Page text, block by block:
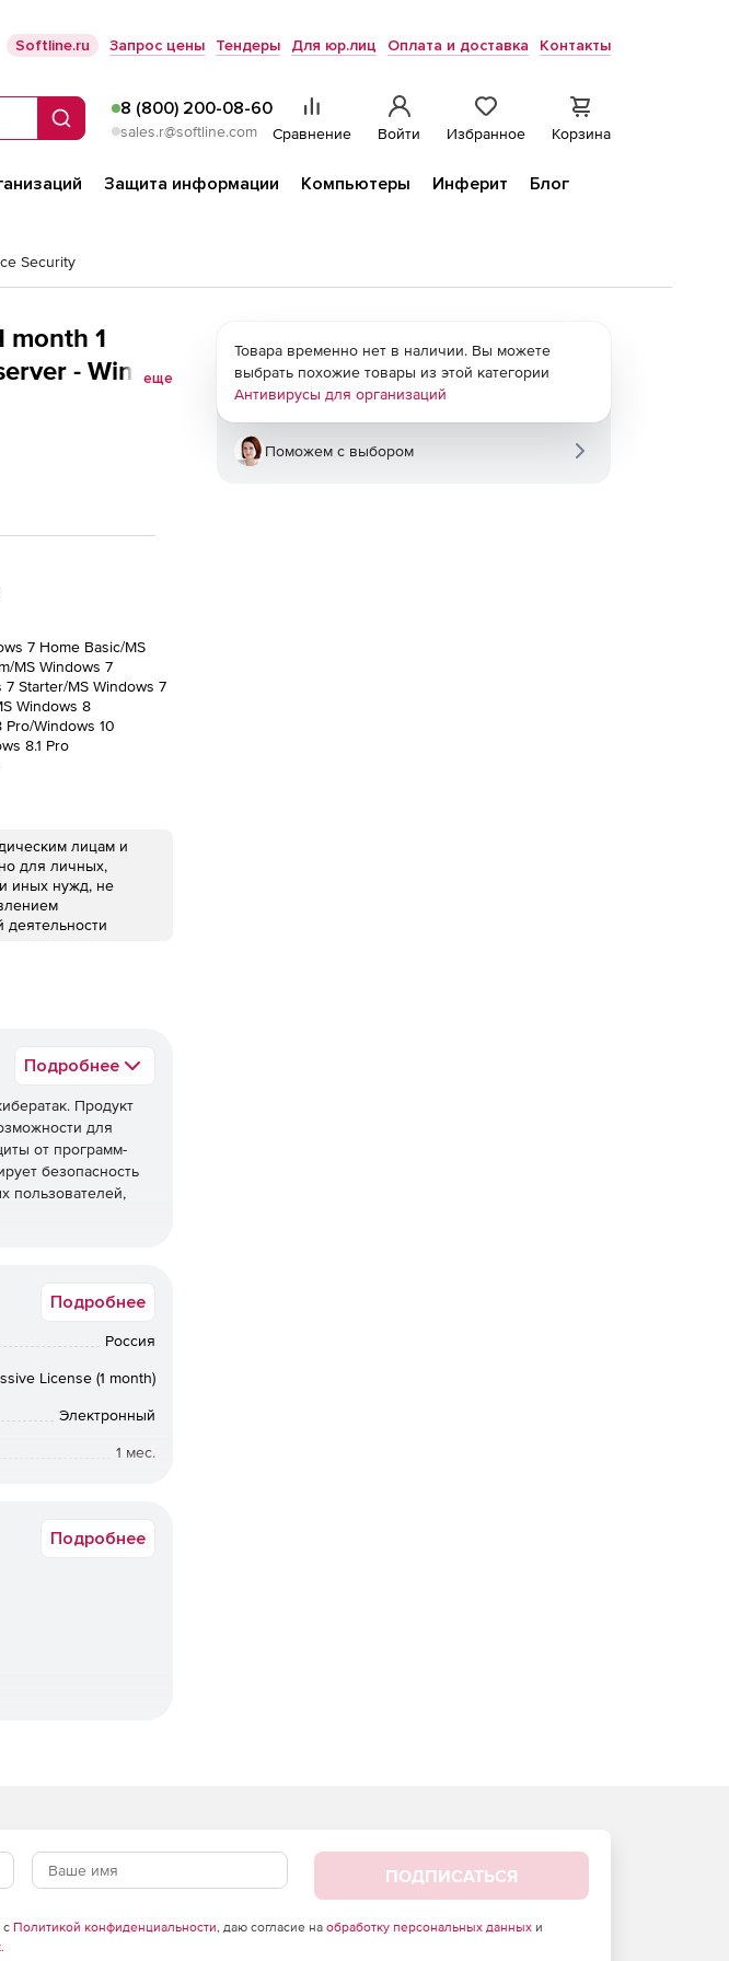
Softline.ru Запрос цены Тендеры Для юр.лиц Оплата и доставка Контакты
Поиск
8 (800) 200-08-60
sales.r@softline.com Сравнение Войти Избранное Корзина
Защита информации Компьютеры Инферит
Блог
Security
1
еще
7 Home Basic/MS
MS Windows 7
Starter/MS Windows 7
Windows 8
Pro/Windows 10
8.1 Pro
лицам и
для личных,
иных нужд, не
деятельности
Подробнее
Продукт
для
от программ-
безопасность
пользователей,
Подробнее
Россия
License (1 month)
Электронный
1 мес.
Подробнее
Товара временно нет в наличии. Вы можете
выбрать похожие товары из этой категории
Антивирусы для организаций
Поможем с выбором
ПОДПИСАТЬСЯ
с Политикой конфиденциальности, даю согласие на обработку персональных данныхи
.